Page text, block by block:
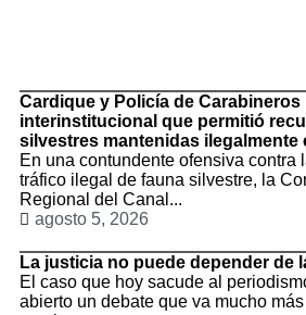
Cardique y Policía de
interinstitucional que permitió
silvestres mantenidas ilegalmente
En una contundente ofensiva contra
tráfico ilegal de fauna silvestre, la
Regional del Canal...
agosto 5, 2026
La justicia no puede depender de
El caso que hoy sacude al
abierto un debate que va mucho